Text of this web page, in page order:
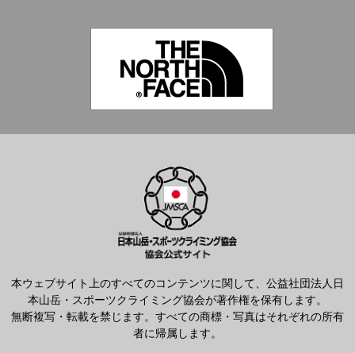
本ウェブサイト上のすべてのコンテンツに関して、公益社団法人日
本山岳・スポーツクライミング協会が著作権を保有します。
無断複写・転載を禁じます。すべての商標・写真はそれぞれの所有
者に帰属します。